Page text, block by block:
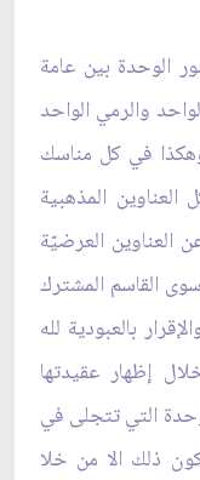
الوحدة بين عامة
والرمي الواحد
في كل مناسك
المذهبية
العناوين العرضيّة
القاسم المشترك
بالعبودية لله
إظهار عقيدتها
التي تتجلى في
ذلك الا من خلا